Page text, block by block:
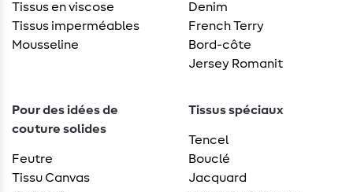
Tissus en viscose
Tissus imperméables
Mousseline
Denim
French Terry
Bord-côte
Jersey Romanit
Pour des idées de
couture solides
Feutre
Tissu Canvas
Tissus spéciaux
Tencel
Bouclé
Jacquard